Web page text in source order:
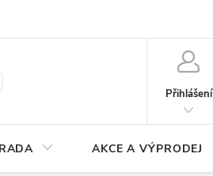
Přihlášení
AKCE A VÝPRODEJ